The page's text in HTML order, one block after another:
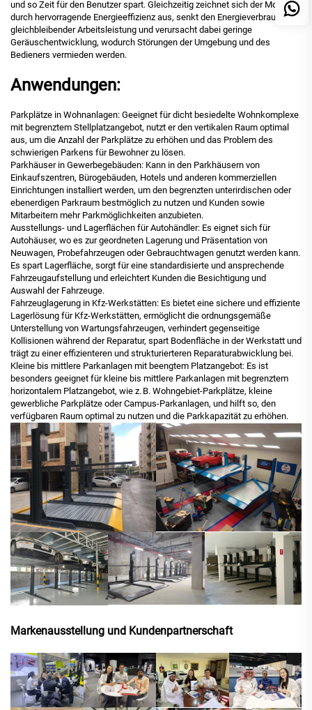
und so Zeit für den Benutzer spart. Gleichzeitig zeichnet sich der Motor
durch hervorragende Energieeffizienz aus, senkt den Energieverbrauch bei
gleichbleibender Arbeitsleistung und verursacht dabei geringe
Geräuschentwicklung, wodurch Störungen der Umgebung und des
Bedieners vermieden werden.
Anwendungen:
Parkplätze in Wohnanlagen: Geeignet für dicht besiedelte Wohnkomplexe
mit begrenztem Stellplatzangebot, nutzt er den vertikalen Raum optimal
aus, um die Anzahl der Parkplätze zu erhöhen und das Problem des
schwierigen Parkens für Bewohner zu lösen.
Parkhäuser in Gewerbegebäuden: Kann in den Parkhäusern von
Einkaufszentren, Bürogebäuden, Hotels und anderen kommerziellen
Einrichtungen installiert werden, um den begrenzten unterirdischen oder
ebenerdigen Parkraum bestmöglich zu nutzen und Kunden sowie
Mitarbeitern mehr Parkmöglichkeiten anzubieten.
Ausstellungs- und Lagerflächen für Autohändler: Es eignet sich für
Autohäuser, wo es zur geordneten Lagerung und Präsentation von
Neuwagen, Probefahrzeugen oder Gebrauchtwagen genutzt werden kann.
Es spart Lagerfläche, sorgt für eine standardisierte und ansprechende
Fahrzeugaufstellung und erleichtert Kunden die Besichtigung und
Auswahl der Fahrzeuge.
Fahrzeuglagerung in Kfz-Werkstätten: Es bietet eine sichere und effiziente
Lagerlösung für Kfz-Werkstätten, ermöglicht die ordnungsgemäße
Unterstellung von Wartungsfahrzeugen, verhindert gegenseitige
Kollisionen während der Reparatur, spart Bodenfläche in der Werkstatt und
trägt zu einer effizienteren und strukturierteren Reparaturabwicklung bei.
Kleine bis mittlere Parkanlagen mit beengtem Platzangebot: Es ist
besonders geeignet für kleine bis mittlere Parkanlagen mit begrenztem
horizontalem Platzangebot, wie z. B. Wohngebiet-Parkplätze, kleine
gewerbliche Parkplätze oder Campus-Parkanlagen, und hilft so, den
verfügbaren Raum optimal zu nutzen und die Parkkapazität zu erhöhen.
Markenausstellung und Kundenpartnerschaft